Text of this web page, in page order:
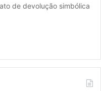
de devolução simbólica